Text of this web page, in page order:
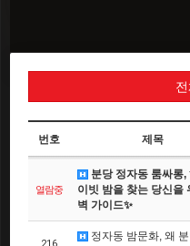
번호 제목
열람중
분당 정자동 룸싸롱,
이빗 밤을 찾는 당신을
벽 가이드✨
정자동 밤문화, 왜